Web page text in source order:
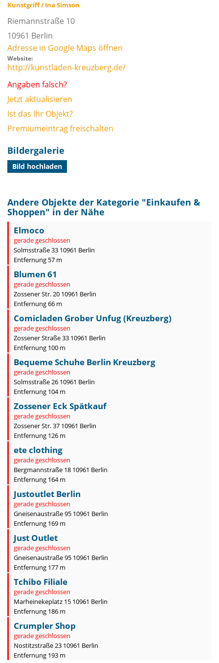
Kunstgriff / Ina Simson
Riemannstraße 10
10961 Berlin
Adresse in Google Maps öffnen
Website:
http://kunstladen-kreuzberg.de/
Angaben falsch?
Jetzt aktualisieren
Ist das Ihr Objekt?
Premiumeintrag freischalten
Bildergalerie
Bild hochladen
Andere Objekte der Kategorie "Einkaufen &
Shoppen" in der Nähe
Elmoco
gerade geschlossen
Solmsstraße 33 10961 Berlin
Entfernung 57 m
Blumen 61
gerade geschlossen
Zossener Str. 20 10961 Berlin
Entfernung 66 m
Comicladen Grober Unfug (Kreuzberg)
gerade geschlossen
Zossener Straße 33 10961 Berlin
Entfernung 100 m
Bequeme Schuhe Berlin Kreuzberg
gerade geschlossen
Solmsstraße 26 10961 Berlin
Entfernung 104 m
Zossener Eck Spätkauf
gerade geschlossen
Zossener Str. 37 10961 Berlin
Entfernung 126 m
ete clothing
gerade geschlossen
Bergmannstraße 18 10961 Berlin
Entfernung 164 m
Justoutlet Berlin
gerade geschlossen
Gneisenaustraße 95 10961 Berlin
Entfernung 169 m
Just Outlet
gerade geschlossen
Gneisenaustraße 95 10961 Berlin
Entfernung 177 m
Tchibo Filiale
gerade geschlossen
Marheinekeplatz 15 10961 Berlin
Entfernung 186 m
Crumpler Shop
gerade geschlossen
Nostitzstraße 23 10961 Berlin
Entfernung 193 m